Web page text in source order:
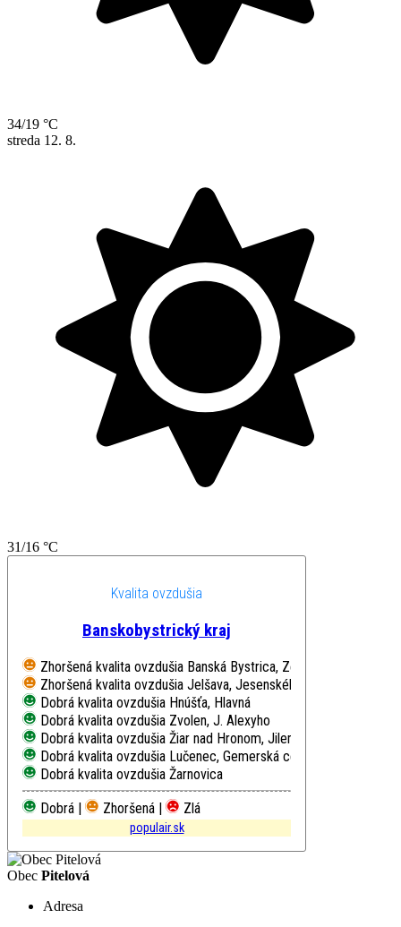
34/19 °C
streda 12. 8.
31/16 °C
Kvalita ovzdušia
Banskobystrický kraj
Zhoršená kvalita ovzdušia Banská Bystrica, Zelená
Zhoršená kvalita ovzdušia Jelšava, Jesenského
Dobrá kvalita ovzdušia Hnúšťa, Hlavná
Dobrá kvalita ovzdušia Zvolen, J. Alexyho
Dobrá kvalita ovzdušia Žiar nad Hronom, Jilemnického
Dobrá kvalita ovzdušia Lučenec, Gemerská cesta
Dobrá kvalita ovzdušia Žarnovica
Dobrá |
Zhoršená | Zlá
populair.sk
Obec Pitelová
Adresa